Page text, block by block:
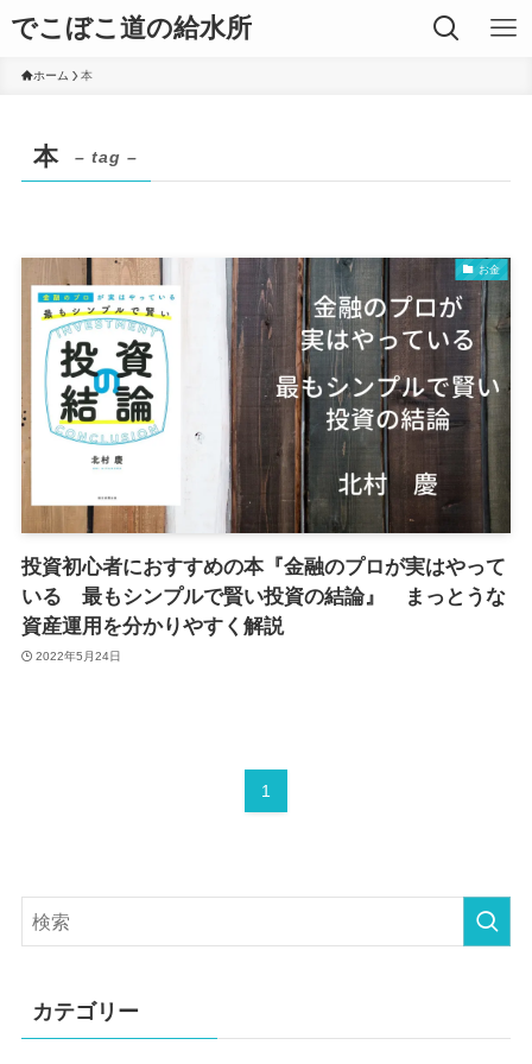
でこぼこ道の給水所
ホーム 本
本 – tag –
お金
投資初心者におすすめの本『金融のプロが実はやって
いる 最もシンプルで賢い投資の結論』 まっとうな
資産運用を分かりやすく解説
2022年5月24日
1
カテゴリー